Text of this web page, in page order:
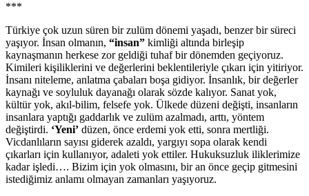
***
Türkiye çok uzun süren bir zulüm dönemi yaşadı, benzer bir süreci
yaşıyor. İnsan olmanın, “insan” kimliği altında birleşip
kaynaşmanın herkese zor geldiği tuhaf bir dönemden geçiyoruz.
Kimileri kişiliklerini ve değerlerini beklentileriyle çıkarı için yitiriyor.
İnsanı niteleme, anlatma çabaları boşa gidiyor. İnsanlık, bir değerler
kaynağı ve soyluluk dayanağı olarak sözde kalıyor. Sanat yok,
kültür yok, akıl-bilim, felsefe yok. Ülkede düzeni değişti, insanların
insanlara yaptığı gaddarlık ve zulüm azalmadı, arttı, yöntem
değiştirdi. ‘Yeni’ düzen, önce erdemi yok etti, sonra mertliği.
Vicdanlıların sayısı giderek azaldı, yargıyı sopa olarak kendi
çıkarları için kullanıyor, adaleti yok ettiler. Hukuksuzluk iliklerimize
kadar işledi…. Bizim için yok olmasını, bir an önce geçip gitmesini
istediğimiz anlamı olmayan zamanları yaşıyoruz.